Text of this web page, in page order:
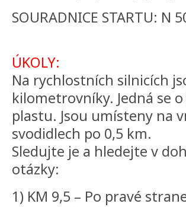
SOURADNICE STARTU: N
ÚKOLY:
Na rychlostních silnicích
kilometrovníky. Jedná se
plastu. Jsou umísteny na
svodidlech po 0,5 km.
Sledujte je a hledejte v
otázky:
1) KM 9,5 – Po pravé